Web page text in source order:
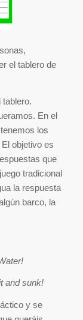
el tablero de
En el
los
objetivo es
que
tradicional
la respuesta
barco, la
and sunk!
y se